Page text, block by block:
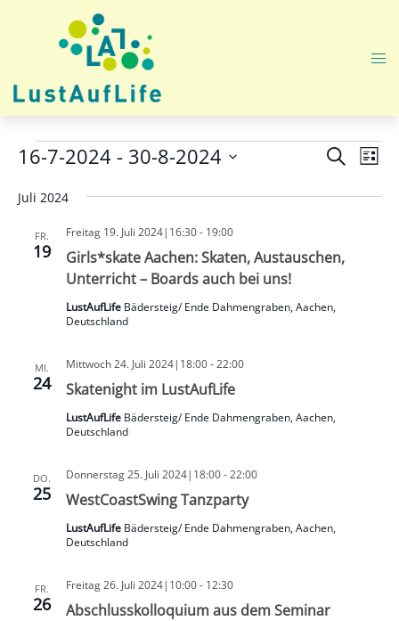
Veranstaltungen
und
SUCHELISTE
16-7-2024 - 30-8-2024
wählen.
Juli 2024
FR.
19
Girls*skate Aachen: Skaten, Austauschen,
Unterricht – Boards auch bei uns!
Freitag 19. Juli 2024|16:30- 19:00
LustAufLife Bädersteig/ Ende Dahmengraben, Aachen,
Deutschland
MI.
24 Skatenight im LustAufLife
Mittwoch 24. Juli 2024|18:00-22:00
LustAufLife Bädersteig/ Ende Dahmengraben, Aachen,
Deutschland
DO.
25 WestCoastSwing Tanzparty
Donnerstag 25. Juli 2024|18:00-22:00
LustAufLife Bädersteig/ Ende Dahmengraben, Aachen,
Deutschland
FR.
26
Abschlusskolloquium aus dem Seminar
Freitag 26. Juli 2024|10:00- 12:30